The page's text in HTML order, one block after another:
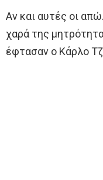
Αν και αυτές οι
χαρά της
έφτασαν ο Κάρλο